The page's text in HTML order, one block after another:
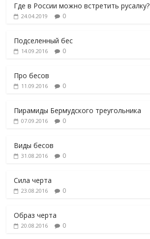
Где в России можно встретить русалку?
24.04.2019 0
Подселенный бес
14.09.2016 0
Про бесов
11.09.2016 0
Пирамиды Бермудского треугольника
07.09.2016 0
Виды бесов
31.08.2016 0
Сила черта
23.08.2016 0
Образ черта
20.08.2016 0